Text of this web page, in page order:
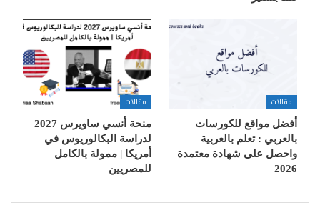
مقالات
أفضل مواقع للكورسات
بالعربي : تعلم بالعربية
واحصل على شهادة معتمدة
2026
مقالات
منحة أنسي ساويرس 2027
لدراسة البكالوريوس في
أمريكا | ممولة بالكامل
للمصريين